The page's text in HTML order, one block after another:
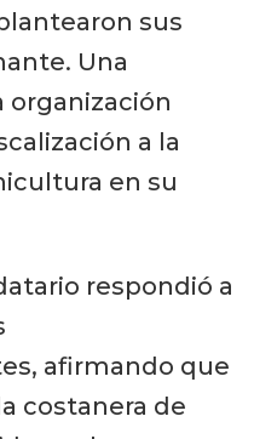
sus
Una
organización
a la
en su
respondió a
afirmando que
costanera de